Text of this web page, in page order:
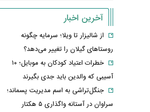
آخرین اخبار
از شالیزار تا ویلا؛ سرمایه چگونه
روستاهای گیلان را تغییر می‌دهد؟
خطرات اعتیاد کودکان به موبایل؛ ۱۰
آسیبی که والدین باید جدی بگیرند
جنگل‌تراشی به اسم مدیریت پسماند؛
سراوان در آستانه واگذاری ۵ هکتار